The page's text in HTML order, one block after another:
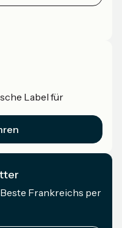
Label für
Beste Frankreichs per